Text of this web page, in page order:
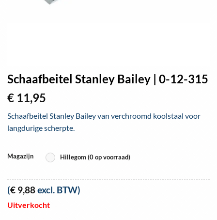
Schaafbeitel Stanley Bailey | 0-12-315
€ 11,95
Schaafbeitel Stanley Bailey van verchroomd koolstaal voor
langdurige scherpte.
Magazijn Hillegom (0 op voorraad)
(€ 9,88excl. BTW)
Uitverkocht